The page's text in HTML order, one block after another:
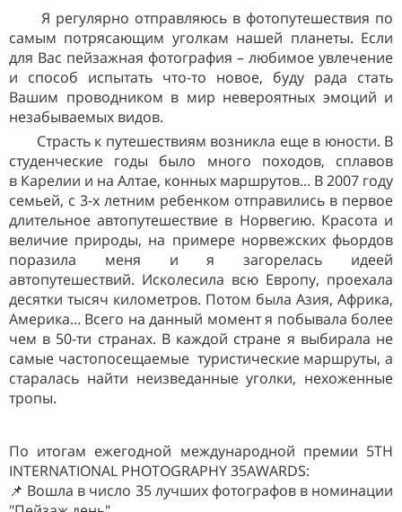
Я регулярно отправляюсь в фотопутешествия по
самым потрясающим уголкам нашей планеты. Если
для Вас пейзажная фотография – любимое увлечение
и способ испытать что-то новое, буду рада стать
Вашим проводником в мир невероятных эмоций и
незабываемых видов.
Страсть к путешествиям возникла еще в юности. В
студенческие годы было много походов, сплавов
в Карелии и на Алтае, конных маршрутов... В 2007 году
семьей, с 3-х летним ребенком отправились в первое
длительное автопутешествие в Норвегию. Красота и
величие природы, на примере норвежских фьордов
поразила меня и я загорелась идеей
автопутешествий. Исколесила всю Европу, проехала
десятки тысяч километров. Потом была Азия, Африка,
Америка... Всего на данный момент я побывала более
чем в 50-ти странах. В каждой стране я выбирала не
самые частопосещаемые туристические маршруты, а
старалась найти неизведанные уголки, нехоженные
тропы.
По итогам ежегодной международной премии 5TH
INTERNATIONAL PHOTOGRAPHY 35AWARDS:
📌 Вошла в число 35 лучших фотографов в номинации